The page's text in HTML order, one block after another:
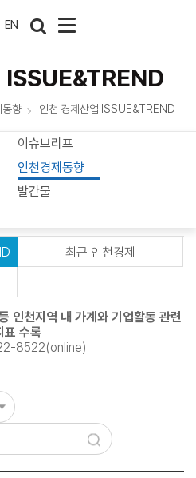
EN
ISSUE&TREND
동향 인천 경제산업 ISSUE&TREND
이슈브리프
인천경제동향
발간물
최근 인천경제
인천지역 내 가계와 기업활동 관련
표 수록
8522(online)